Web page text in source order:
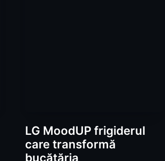
LG MoodUP frigiderul
care transformă
bucătăria